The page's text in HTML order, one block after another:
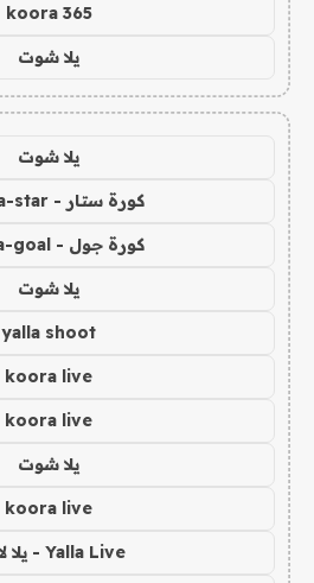
koora 365
يلا شوت
يلا شوت
كورة ستار - koora-star
كورة جول - koora-goal
يلا شوت
yalla shoot
koora live
koora live
يلا شوت
koora live
Yalla Live - يلا لايف